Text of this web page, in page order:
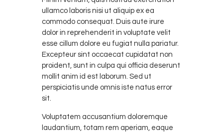
ullamco laboris nisi ut aliquip ex ea
commodo consequat. Duis aute irure
dolor in reprehenderit in voluptate velit
esse cillum dolore eu fugiat nulla pariatur.
Excepteur sint occaecat cupidatat non
proident, sunt in culpa qui officia deserunt
mollit anim id est laborum. Sed ut
perspiciatis unde omnis iste natus error
sit.
Voluptatem accusantium doloremque
laudantium, totam rem aperiam, eaque